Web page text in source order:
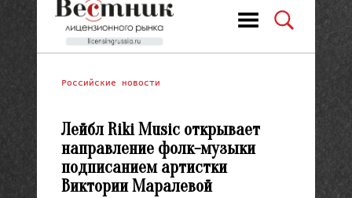
Российские новости
Лейбл Riki Music открывает
направление фолк-музыки
подписанием артистки
Виктории Маралевой